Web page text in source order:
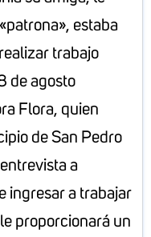
estaba
trabajo
de agosto
Flora, quien
de San Pedro
a
ingresar a trabajar
proporcionará un